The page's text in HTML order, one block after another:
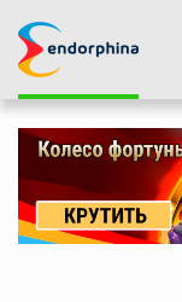
Новости
Разное